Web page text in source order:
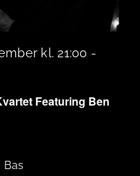
kl. 21:00 -
Featuring Ben
Bas